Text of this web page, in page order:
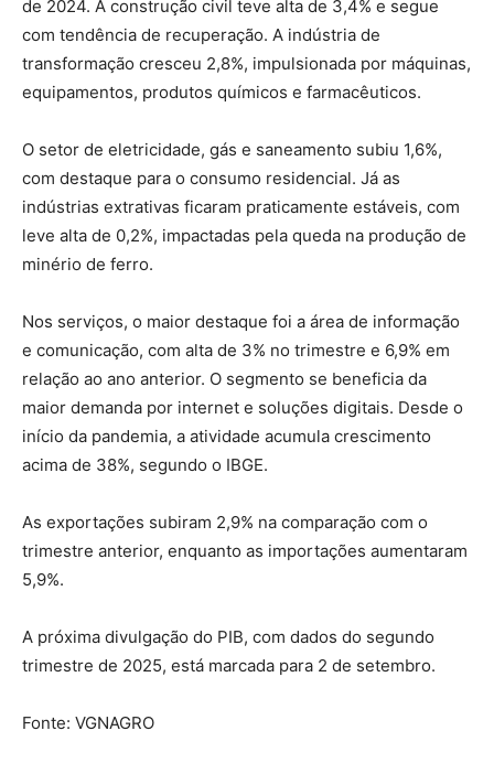
de 2024. A construção civil teve alta de 3,4% e segue
com tendência de recuperação. A indústria de
transformação cresceu 2,8%, impulsionada por máquinas,
equipamentos, produtos químicos e farmacêuticos.
O setor de eletricidade, gás e saneamento subiu 1,6%,
com destaque para o consumo residencial. Já as
indústrias extrativas ficaram praticamente estáveis, com
leve alta de 0,2%, impactadas pela queda na produção de
minério de ferro.
Nos serviços, o maior destaque foi a área de informação
e comunicação, com alta de 3% no trimestre e 6,9% em
relação ao ano anterior. O segmento se beneficia da
maior demanda por internet e soluções digitais. Desde o
início da pandemia, a atividade acumula crescimento
acima de 38%, segundo o IBGE.
As exportações subiram 2,9% na comparação com o
trimestre anterior, enquanto as importações aumentaram
5,9%.
A próxima divulgação do PIB, com dados do segundo
trimestre de 2025, está marcada para 2 de setembro.
Fonte: VGNAGRO